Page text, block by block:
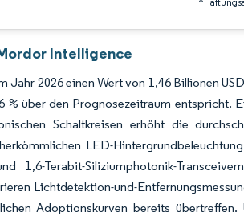
Intelligence
2026 einen Wert von 1,46 Billionen
über den Prognosezeitraum entspricht.
Schaltkreisen erhöht die
LED-
1,6-Terabit-Siliziumphotonik-
Lichtdetektion-und-
Adoptionskurven bereits